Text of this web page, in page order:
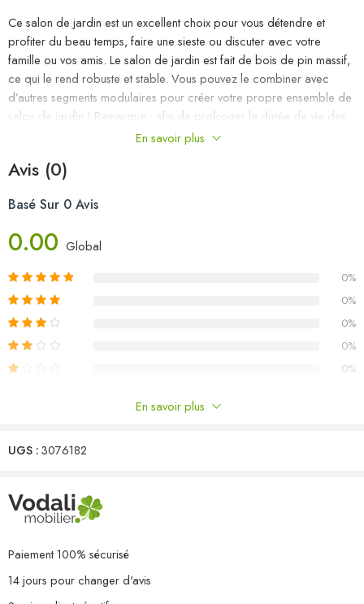
Ce salon de jardin est un excellent choix pour vous détendre et
profiter du beau temps, faire une sieste ou discuter avec votre
famille ou vos amis. Le salon de jardin est fait de bois de pin massif,
ce qui le rend robuste et stable. Vous pouvez le combiner avec
d’autres segments modulaires pour créer votre propre ensemble de
salon de jardin ! Remarque : afin de prolonger la durée de vie des
meubles d’extérieur, nous vous recommandons de les protéger avec
Matériau : bois de pin massif
H)
Capacité de charge maximale (par siège) : 110 kg
La livraison contient :
10 x canapé central
2 x canapé d’angle
En savoir plus
Avis (0)
Basé Sur 0 Avis
0.00 Global
0%
0%
0%
0%
0%
Il n'y a pas encore de critiques.
En savoir plus
UGS :3076182
Paiement 100% sécurisé
14 jours pour changer d'avis